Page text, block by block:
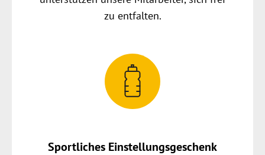
zu entfalten.
Sportliches Einstellungsgeschenk